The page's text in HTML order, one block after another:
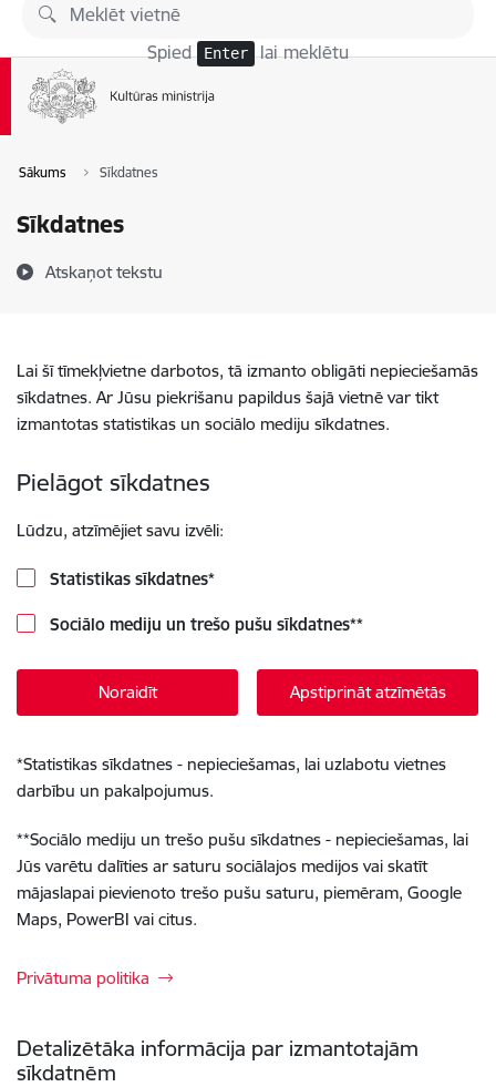
Pāriet uz lapas saturu
Spied Enter lai meklētu
Sākums Sīkdatnes
Sīkdatnes
Atskaņot tekstu
Lai šī tīmekļvietne darbotos, tā izmanto obligāti nepieciešamās
sīkdatnes. Ar Jūsu piekrišanu papildus šajā vietnē var tikt
izmantotas statistikas un sociālo mediju sīkdatnes.
Pielāgot sīkdatnes
Lūdzu, atzīmējiet savu izvēli:
Statistikas sīkdatnes*
Sociālo mediju un trešo pušu sīkdatnes**
Noraidīt Apstiprināt atzīmētās
*Statistikas sīkdatnes - nepieciešamas, lai uzlabotu vietnes
darbību un pakalpojumus.
**Sociālo mediju un trešo pušu sīkdatnes - nepieciešamas, lai
Jūs varētu dalīties ar saturu sociālajos medijos vai skatīt
mājaslapai pievienoto trešo pušu saturu, piemēram, Google
Maps, PowerBI vai citus.
Privātuma politika
Detalizētāka informācija par izmantotajām
sīkdatnēm